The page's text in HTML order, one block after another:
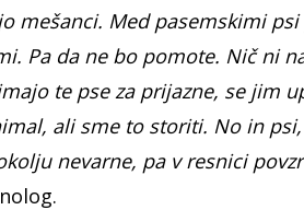
mešanci. Med pasemskimi
Pa da ne bo pomote. Nič ni
te pse za prijazne, se jim
ali sme to storiti. No in
nevarne, pa v resnici